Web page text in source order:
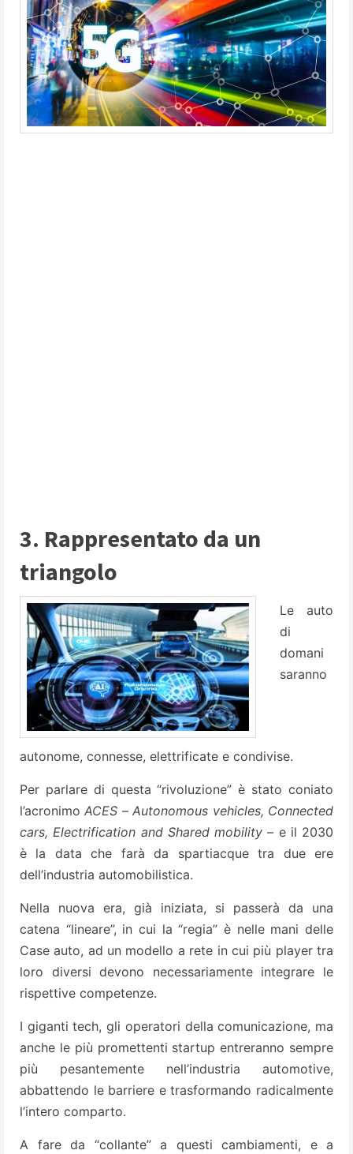
3. Rappresentato da un
triangolo
Le auto
di
domani
saranno
autonome, connesse, elettrificate e condivise.
Per parlare di questa “rivoluzione” è stato coniato
l’acronimoACES –Autonomous vehicles, Connected
cars, Electrification and Shared mobility – e il 2030
è la data che farà da spartiacque tra due ere
dell’industria automobilistica.
Nella nuova era, già iniziata, si passerà da una
catena “lineare”, in cui la “regia” è nelle mani delle
Case auto, ad un modello a rete in cui più player tra
loro diversi devono necessariamente integrare le
rispettive competenze.
I giganti tech, gli operatori della comunicazione, ma
anche le più promettenti startup entreranno sempre
più pesantemente nell’industria automotive,
abbattendo le barriere e trasformando radicalmente
l’intero comparto.
A fare da “collante” a questi cambiamenti, e a